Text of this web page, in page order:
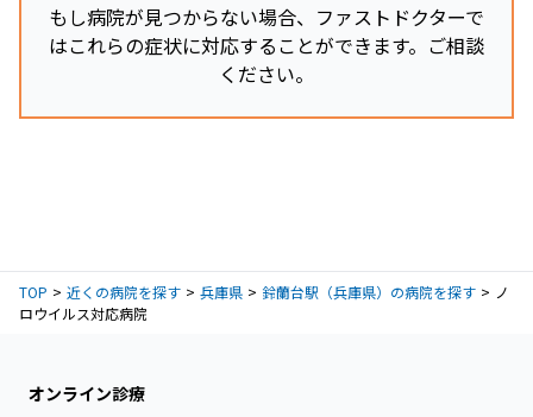
もし病院が見つからない場合、ファストドクターで
はこれらの症状に対応することができます。ご相談
ください。
TOP 近くの病院を探す 兵庫県 鈴蘭台駅（兵庫県）の病院を探す
ノ
ロウイルス対応病院
オンライン診療